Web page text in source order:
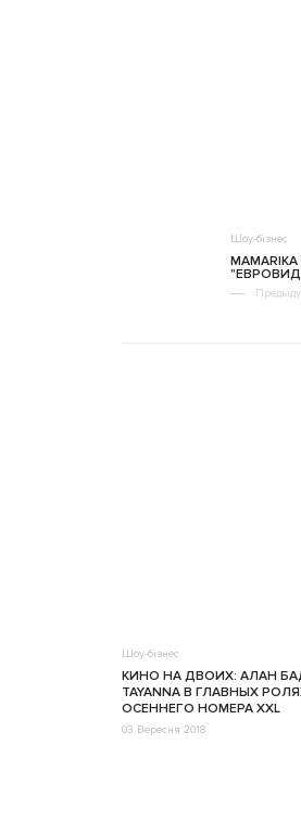
Шоу-бізнес
Шоу-бізнес
КИНО НА ДВОИХ: АЛАН
TAYANNA В ГЛАВНЫХ
ОСЕННЕГО НОМЕРА XXL
03 Вересня 2018